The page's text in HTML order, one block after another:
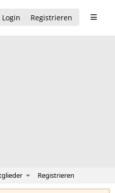
Login Registrieren
Registrieren